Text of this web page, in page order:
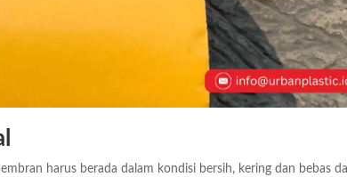
harus berada dalam kondisi bersih, kering dan bebas